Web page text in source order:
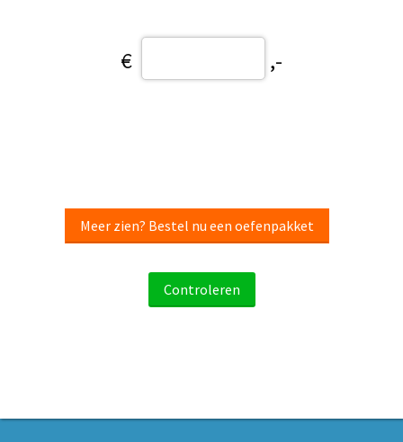
€ ,-
Meer zien? Bestel nu een oefenpakket